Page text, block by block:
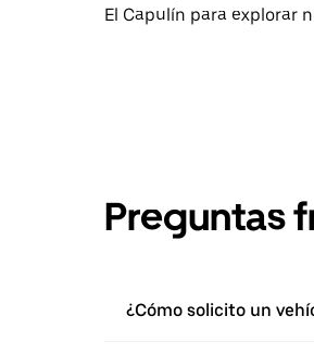
El Capulín para explorar
Preguntas
¿Cómo solicito un